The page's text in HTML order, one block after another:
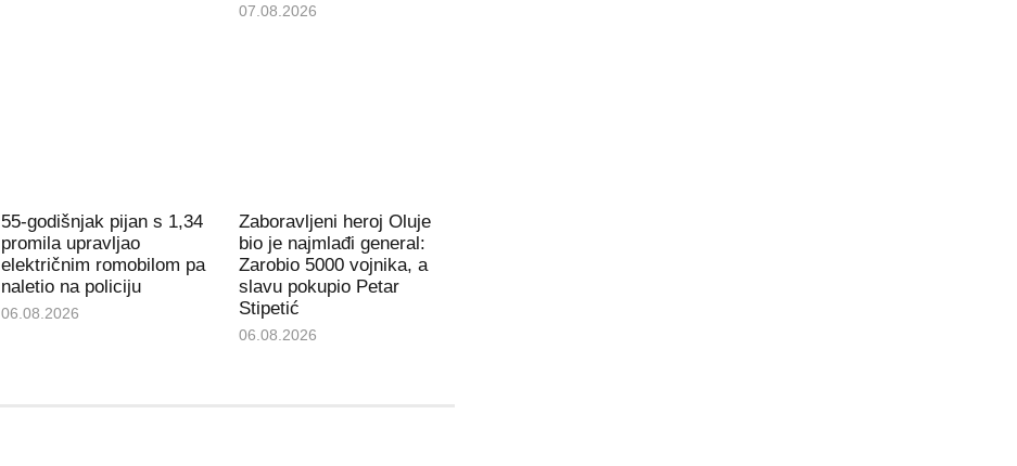
07.08.2026
55-godišnjak pijan s 1,34
promila upravljao
električnim romobilom pa
naletio na policiju
06.08.2026
Zaboravljeni heroj Oluje
bio je najmlađi general:
Zarobio 5000 vojnika, a
slavu pokupio Petar
Stipetić
06.08.2026